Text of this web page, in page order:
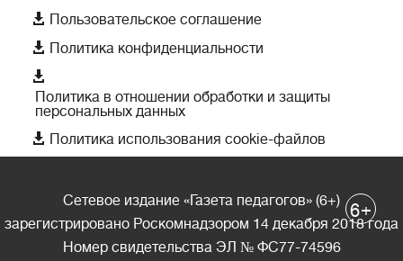
 Пользовательское соглашение
 Политика конфиденциальности

Политика в отношении обработки и защиты
персональных данных
 Политика использования cookie-файлов
Сетевое издание «Газета педагогов» (6+)
зарегистрировано Роскомнадзором 14 декабря 2018 года
Номер свидетельства ЭЛ № ФС77-74596
6+